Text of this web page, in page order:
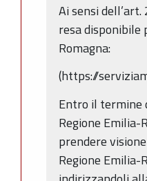
Ai sensi
resa disponibile
Romagna:
(https://
Entro il termine
Regione Emilia-
prendere
Regione